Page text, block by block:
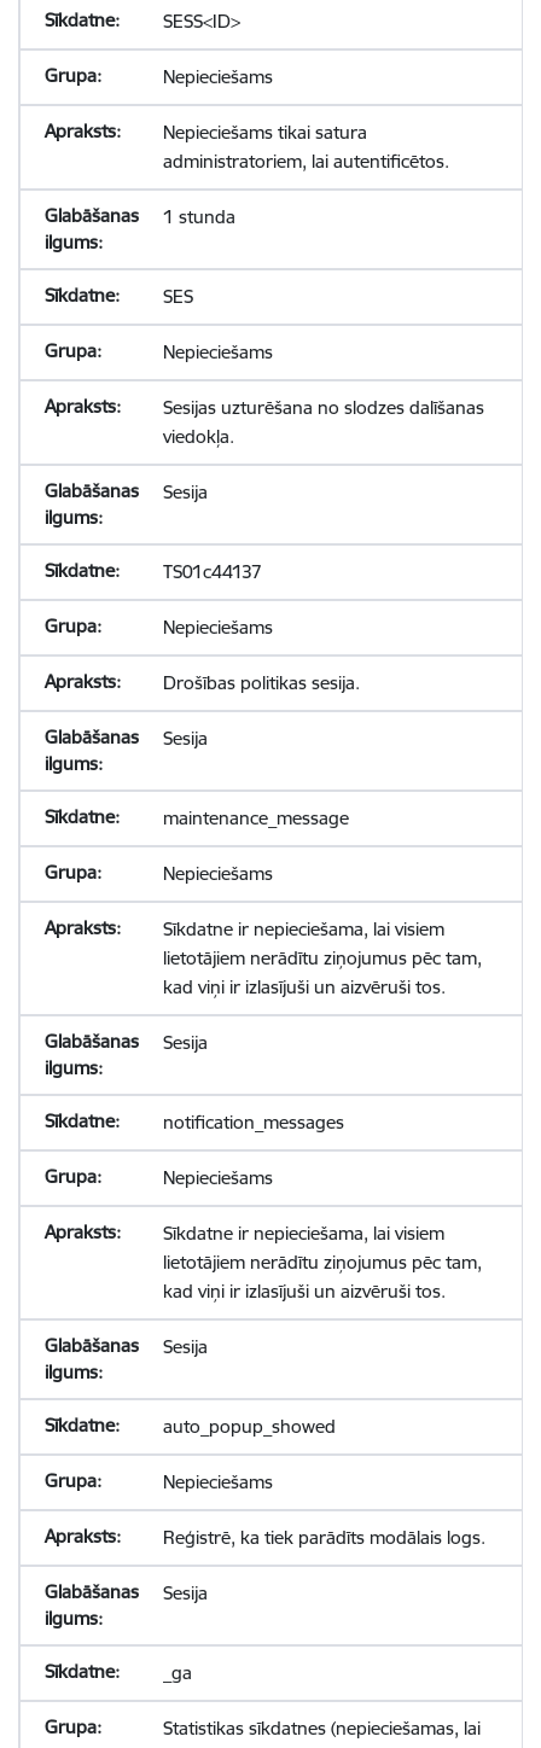
SESS<ID>
Nepieciešams
Nepieciešams tikai satura
administratoriem, lai autentificētos.
1 stunda
SES
Nepieciešams
Sesijas uzturēšana no slodzes dalīšanas
viedokļa.
Sesija
TS01c44137
Nepieciešams
Drošības politikas sesija.
Sesija
maintenance_message
Nepieciešams
Sīkdatne ir nepieciešama, lai visiem
lietotājiem nerādītu ziņojumus pēc tam,
kad viņi ir izlasījuši un aizvēruši tos.
Sesija
notification_messages
Nepieciešams
Sīkdatne ir nepieciešama, lai visiem
lietotājiem nerādītu ziņojumus pēc tam,
kad viņi ir izlasījuši un aizvēruši tos.
Sesija
auto_popup_showed
Nepieciešams
Reģistrē, ka tiek parādīts modālais logs.
Sesija
_ga
Statistikas sīkdatnes (nepieciešamas, lai